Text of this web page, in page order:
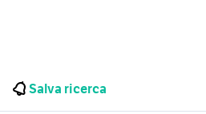
Salva ricerca